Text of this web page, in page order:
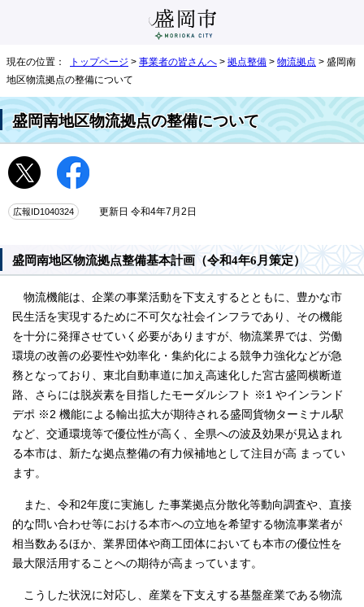
現在の位置： トップページ > 事業者の皆さんへ > 拠点整備 > 物流拠点 > 盛岡南
地区物流拠点の整備について
盛岡南地区物流拠点の整備について
広報ID1040324 更新日 令和4年7月2日
盛岡南地区物流拠点整備基本計画（令和4年6月策定）
物流機能は、企業の事業活動を下支えするとともに、豊かな市
民生活を実現するために不可欠な社会インフラであり、その機能
を十分に発揮させていく必要がありますが、物流業界では、労働
環境の改善の必要性や効率化・集約化による競争力強化などが急
務となっており、東北自動車道に加え高速化した宮古盛岡横断道
路、さらには脱炭素を目指したモーダルシフト ※1 やインランド
デポ ※2 機能による輸出拡大が期待される盛岡貨物ターミナル駅
など、交通環境等で優位性が高く、全県への波及効果が見込まれ
る本市は、新たな拠点整備の有力候補地として注目が高 まってい
ます。
また、令和2年度に実施し た事業拠点分散化等動向調査や、直接
的な問い合わせ等における本市への立地を希望する物流事業者が
相当数あるほか、業界団体や商工団体においても本市の優位性を
最大限活用することへの期待が高まっています。
こうした状況に対応し、産業を下支えする基盤産業である物流